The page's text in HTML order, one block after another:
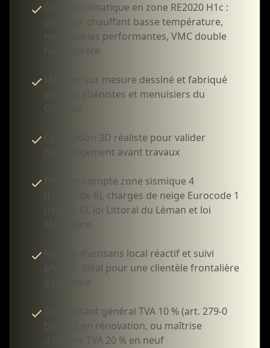
Confort climatique en zone RE2020 H1c :
plancher chauffant basse température,
menuiseries performantes, VMC double
flux discrète
Mobilier sur mesure dessiné et fabriqué
avec les ébénistes et menuisiers du
Chablais
Conception 3D réaliste pour valider
l'aménagement avant travaux
Prise en compte zone sismique 4
(Eurocode 8), charges de neige Eurocode 1
(région E), loi Littoral du Léman et loi
Montagne
Réseau d'artisans local réactif et suivi
photos, idéal pour une clientèle frontalière
à distance
Contractant général TVA 10 % (art. 279-0
bis CGI) en rénovation, ou maîtrise
d'oeuvre TVA 20 % en neuf